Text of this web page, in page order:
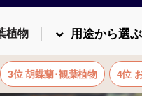
植物 用途から選ぶ
3位 胡蝶蘭･観葉植物 4位